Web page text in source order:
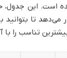
است. این جدول،
می‌دهد تا
تناسب را با